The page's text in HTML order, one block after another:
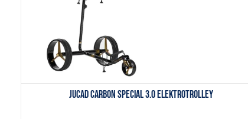
JuCad Carbon Special 3.0 Elektrotrolley